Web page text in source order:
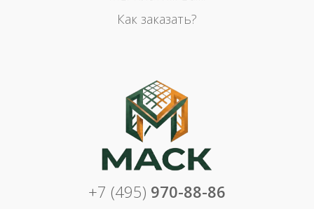
Как заказать?
+7 (495) 970-88-86